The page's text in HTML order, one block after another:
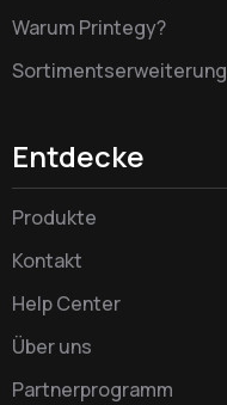
Warum Printegy?
Sortimentserweiterung
Entdecke
Produkte
Kontakt
Help Center
Über uns
Partnerprogramm